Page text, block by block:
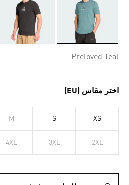
Preloved Teal
اختر مقاس (EU)
XS
S
M
2XL
3XL
4XL